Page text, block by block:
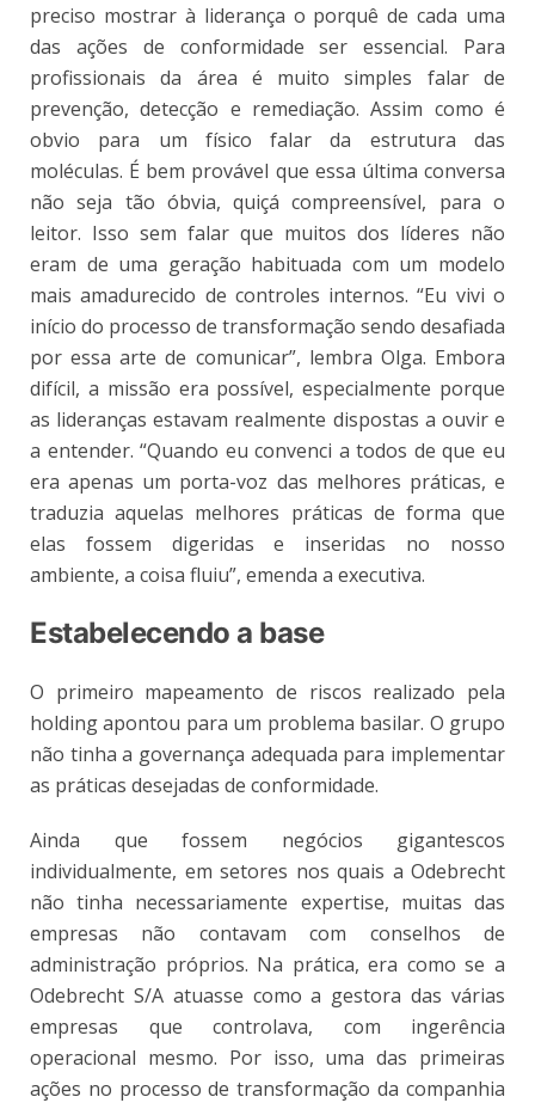
preciso mostrar à liderança o porquê de cada uma
das ações de conformidade ser essencial. Para
profissionais da área é muito simples falar de
prevenção, detecção e remediação. Assim como é
obvio para um físico falar da estrutura das
moléculas. É bem provável que essa última conversa
não seja tão óbvia, quiçá compreensível, para o
leitor. Isso sem falar que muitos dos líderes não
eram de uma geração habituada com um modelo
mais amadurecido de controles internos. “Eu vivi o
início do processo de transformação sendo desafiada
por essa arte de comunicar”, lembra Olga. Embora
difícil, a missão era possível, especialmente porque
as lideranças estavam realmente dispostas a ouvir e
a entender. “Quando eu convenci a todos de que eu
era apenas um porta-voz das melhores práticas, e
traduzia aquelas melhores práticas de forma que
elas fossem digeridas e inseridas no nosso
ambiente, a coisa fluiu”, emenda a executiva.
Estabelecendo a base
O primeiro mapeamento de riscos realizado pela
holding apontou para um problema basilar. O grupo
não tinha a governança adequada para implementar
as práticas desejadas de conformidade.
Ainda que fossem negócios gigantescos
individualmente, em setores nos quais a Odebrecht
não tinha necessariamente expertise, muitas das
empresas não contavam com conselhos de
administração próprios. Na prática, era como se a
Odebrecht S/A atuasse como a gestora das várias
empresas que controlava, com ingerência
operacional mesmo. Por isso, uma das primeiras
ações no processo de transformação da companhia